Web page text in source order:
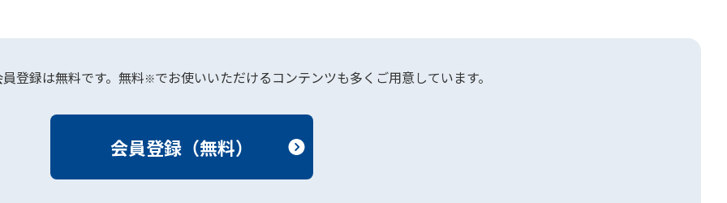
登録は無料です。無料※でお使いいただけるコンテンツも多くご用意しています。
会員登録（無料）